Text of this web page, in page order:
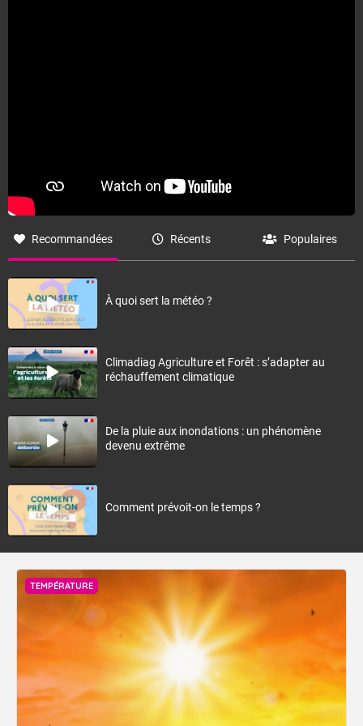
Recommandées Récents Populaires
À quoi sert la météo ?
Climadiag Agriculture et Forêt : s’adapter au
réchauffement climatique
De la pluie aux inondations : un phénomène
devenu extrême
Comment prévoit-on le temps ?
TEMPÉRATURE